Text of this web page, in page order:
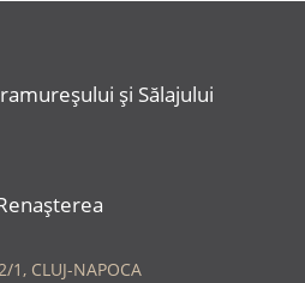
și Sălajului
1, CLUJ-NAPOCA